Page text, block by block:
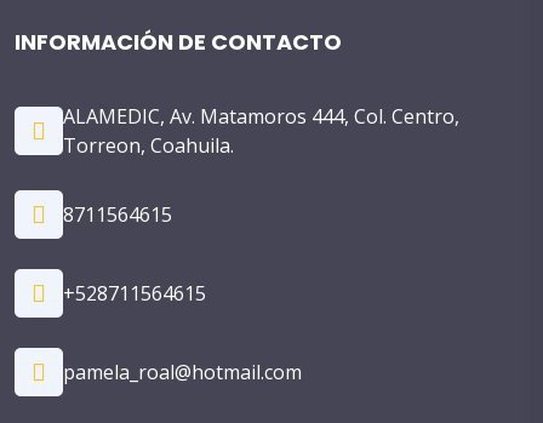
INFORMACIÓN DE CONTACTO
ALAMEDIC, Av. Matamoros 444, Col. Centro,
Torreon, Coahuila.
8711564615
+528711564615
pamela_roal@hotmail.com